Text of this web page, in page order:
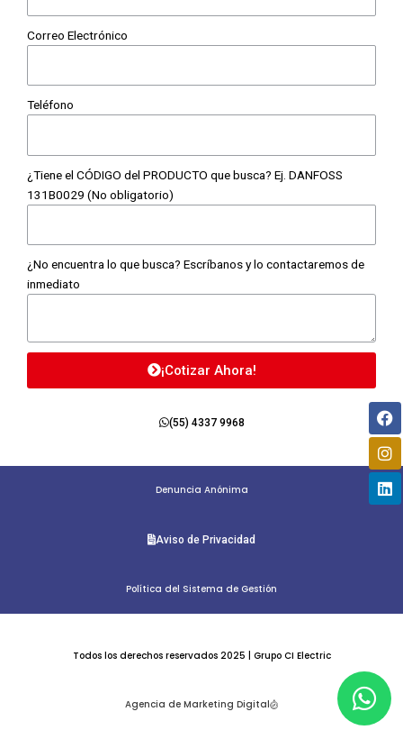
Correo Electrónico
Teléfono
¿Tiene el CÓDIGO del PRODUCTO que busca? Ej. DANFOSS
131B0029 (No obligatorio)
¿No encuentra lo que busca? Escríbanos y lo contactaremos de
inmediato
¡Cotizar Ahora!
(55) 4337 9968
Denuncia Anónima
Aviso de Privacidad
Política del Sistema de Gestión
Todos los derechos reservados 2025 | Grupo CI Electric
Agencia de Marketing Digital